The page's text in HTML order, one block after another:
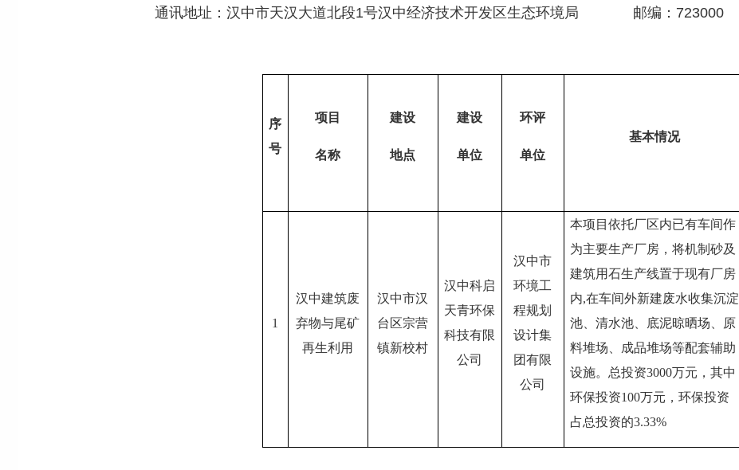
通讯地址：汉中市天汉大道北段1号汉中经济技术开发区生态环境局 邮编：723000
序
号
项目
名称
建设
地点
建设
单位
环评
单位
基本情况
1
汉中建筑废
弃物与尾矿
再生利用
汉中市汉
台区宗营
镇新校村
汉中科启
天青环保
科技有限
公司
汉中市
环境工
程规划
设计集
团有限
公司
本项目依托厂区内已有车间作
为主要生产厂房，将机制砂及
建筑用石生产线置于现有厂房
内,在车间外新建废水收集沉淀
池、清水池、底泥晾晒场、原
料堆场、成品堆场等配套辅助
设施。总投资3000万元，其中
环保投资100万元，环保投资
占总投资的3.33%